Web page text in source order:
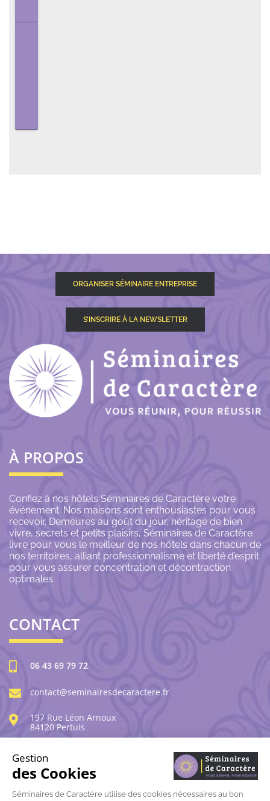
ORGANISER SÉMINAIRE ENTREPRISE
S’INSCRIRE À LA NEWSLETTER
À PROPOS
Confiez à nos hôtels Séminaires de Caractère votre
événement. Nos maisons sont enthousiastes pour vous
recevoir. Demeures au goût du jour, héritage de bien
vivre, secrets et petits plaisirs, Séminaires de Caractère
livre pour vous le meilleur de nos hôtels dans chacun de
nos territoires, alliant professionnalisme et liberté d’esprit
pour vous assurer concentration et décontraction
optimales.
CONTACT
06 43 69 79 72
contact@seminairesdecaractere.fr
197 Rue Léon Arnoux
84120 Pertuis
© Séminaires de caractère | Mentions légales
Données
personnelles
Gestion
des Cookies
Séminaires de Caractère utilise des cookies nécessaires au bon